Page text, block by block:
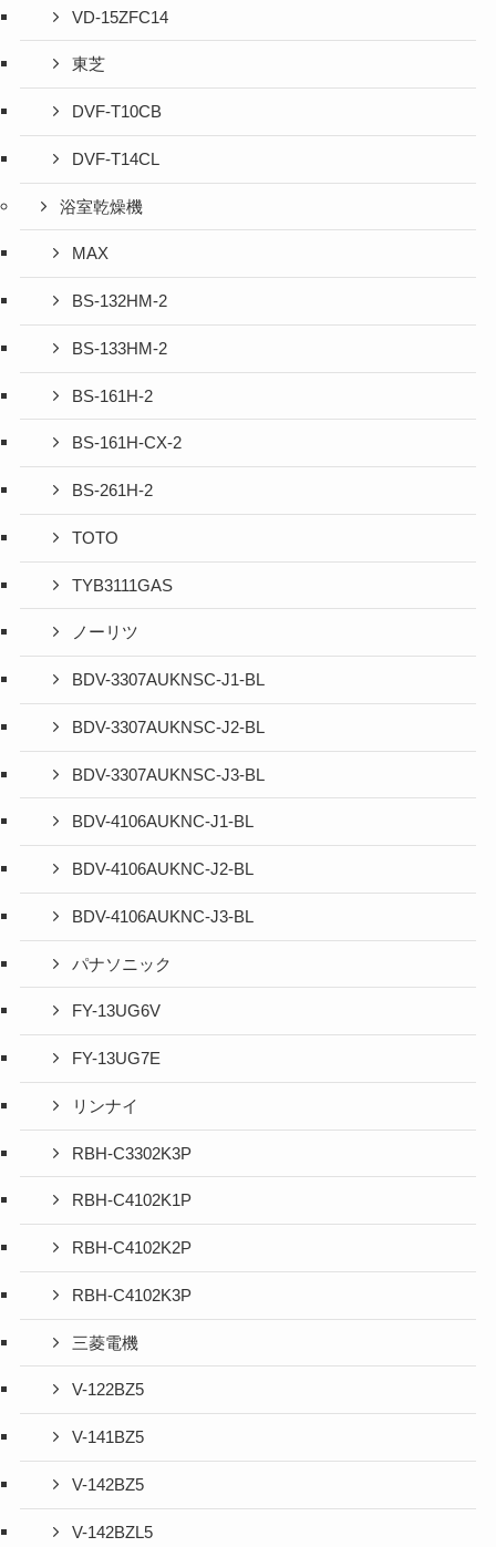
VD-15ZFC14
東芝
DVF-T10CB
DVF-T14CL
浴室乾燥機
MAX
BS-132HM-2
BS-133HM-2
BS-161H-2
BS-161H-CX-2
BS-261H-2
TOTO
TYB3111GAS
ノーリツ
BDV-3307AUKNSC-J1-BL
BDV-3307AUKNSC-J2-BL
BDV-3307AUKNSC-J3-BL
BDV-4106AUKNC-J1-BL
BDV-4106AUKNC-J2-BL
BDV-4106AUKNC-J3-BL
パナソニック
FY-13UG6V
FY-13UG7E
リンナイ
RBH-C3302K3P
RBH-C4102K1P
RBH-C4102K2P
RBH-C4102K3P
三菱電機
V-122BZ5
V-141BZ5
V-142BZ5
V-142BZL5